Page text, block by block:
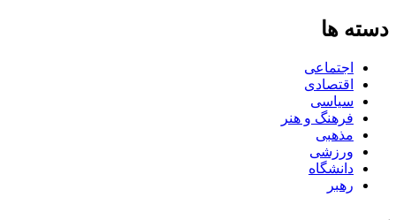
دسته ها
اجتماعی
اقتصادی
سیاسی
فرهنگ و هنر
مذهبی
ورزشی
دانشگاه
رهبر